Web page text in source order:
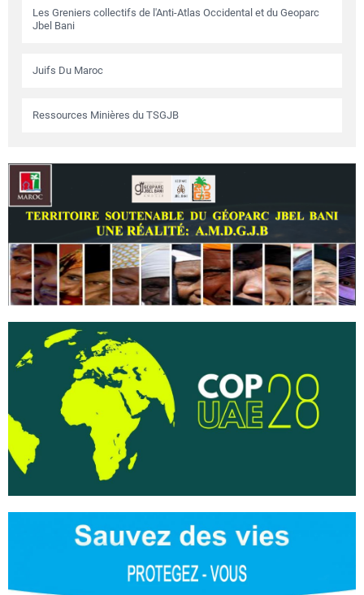
Les Greniers collectifs de l'Anti-Atlas Occidental et du Geoparc
Jbel Bani
Juifs Du Maroc
Ressources Minières du TSGJB